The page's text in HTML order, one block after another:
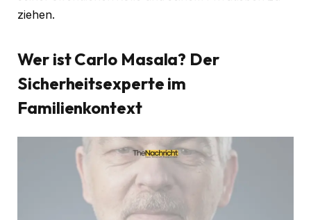
ziehen.
Wer ist Carlo Masala? Der
Sicherheitsexperte im
Familienkontext